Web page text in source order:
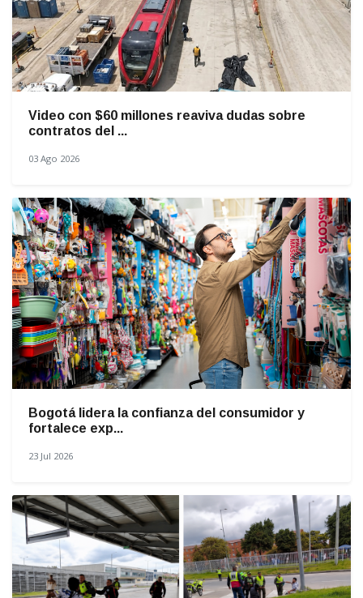
Video con $60 millones reaviva dudas sobre
contratos del ...
03 Ago 2026
Bogotá lidera la confianza del consumidor y
fortalece exp...
23 Jul 2026